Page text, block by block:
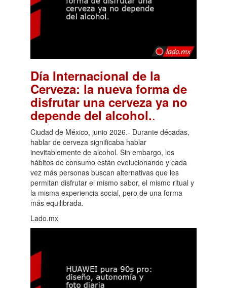
Día Internacional de la
Cerveza: la nueva forma de
disfrutar una cerveza ya no
depende del alcohol..
Ciudad de México, junio 2026.- Durante décadas,
hablar de cerveza significaba hablar
inevitablemente de alcohol. Sin embargo, los
hábitos de consumo están evolucionando y cada
vez más personas buscan alternativas que les
permitan disfrutar el mismo sabor, el mismo ritual y
la misma experiencia social, pero de una forma
más equilibrada.
Lado.mx